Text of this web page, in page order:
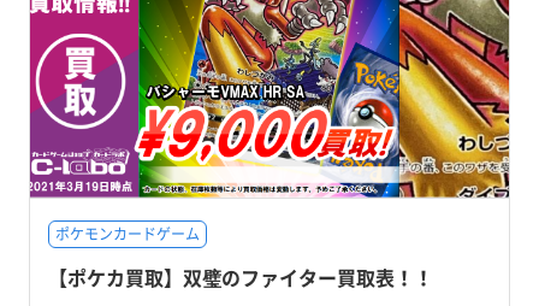
ポケモンカードゲーム
【ポケカ買取】双璧のファイター買取表！！